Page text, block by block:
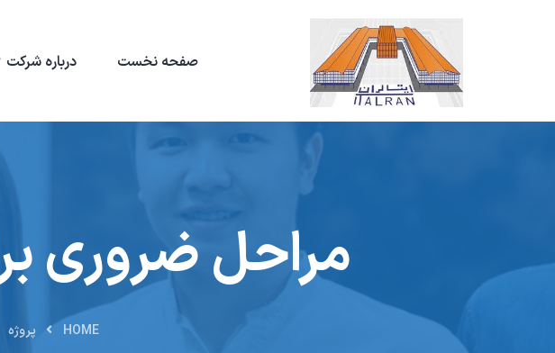
صفحه نخست درباره شرکت
مراحل ضروری
HOME پروژه